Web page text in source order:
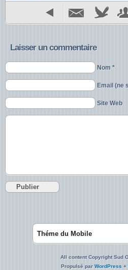
Laisser un commentaire
Nom *
Email (ne
Site Web
Théme du Mobile
All content Copyright Sud
Propulsé parWordPress +